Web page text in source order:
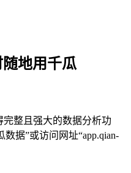
地用千瓜
整且强大的数据分析功
数据”或访问网址“app.qian-